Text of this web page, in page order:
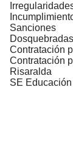
Sanciones
Dosquebradas
Contratación
Contratación
Risaralda
SE